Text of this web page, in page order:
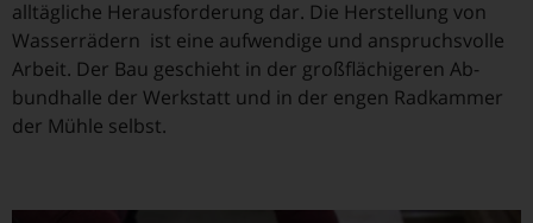
alltägliche Herausforderung dar. Die Herstellung von
Wasserrädern ist eine aufwendige und anspruchsvolle
Arbeit. Der Bau geschieht in der großflächigeren Ab-
bundhalle der Werkstatt und in der engen Radkammer
der Mühle selbst.